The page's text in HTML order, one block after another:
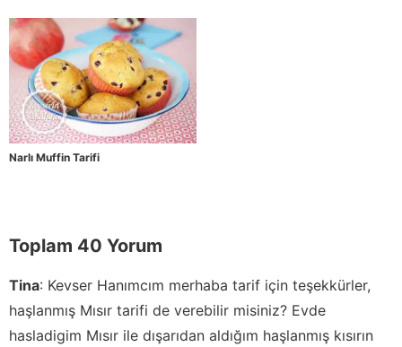
Narlı Muffin Tarifi
Toplam 40 Yorum
Tina: Kevser Hanımcım merhaba tarif için teşekkürler,
haşlanmış Mısır tarifi de verebilir misiniz? Evde
hasladigim Mısır ile dışarıdan aldığım haşlanmış kısırın